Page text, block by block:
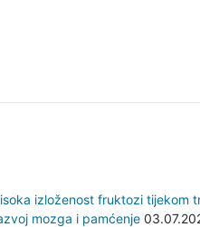
izloženost fruktozi tijekom
mozga i pamćenje